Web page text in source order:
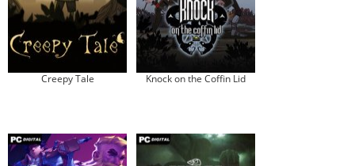
Creepy Tale Knock on the Coffin Lid